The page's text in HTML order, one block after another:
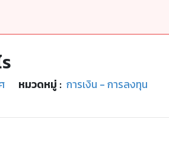
หมวดหมู่ : การเงิน - การลงทุน